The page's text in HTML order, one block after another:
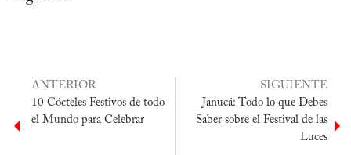
ANTERIOR
10 Cócteles Festivos de todo
el Mundo para Celebrar
SIGUIENTE
Janucá: Todo lo que Debes
Saber sobre el Festival de las
Luces